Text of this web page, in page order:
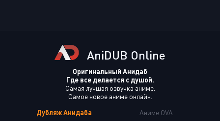
AniDUB Online
Оригинальный Анидаб
Где все делается с душой.
Самая лучшая озвучка аниме.
Самое новое аниме онлайн.
Дубляж Анидаба
Аниме OVA